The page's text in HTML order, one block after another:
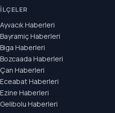
İLÇELER
Ayvacık Haberleri
Bayramiç Haberleri
Biga Haberleri
Bozcaada Haberleri
Çan Haberleri
Eceabat Haberleri
Ezine Haberleri
Gelibolu Haberleri